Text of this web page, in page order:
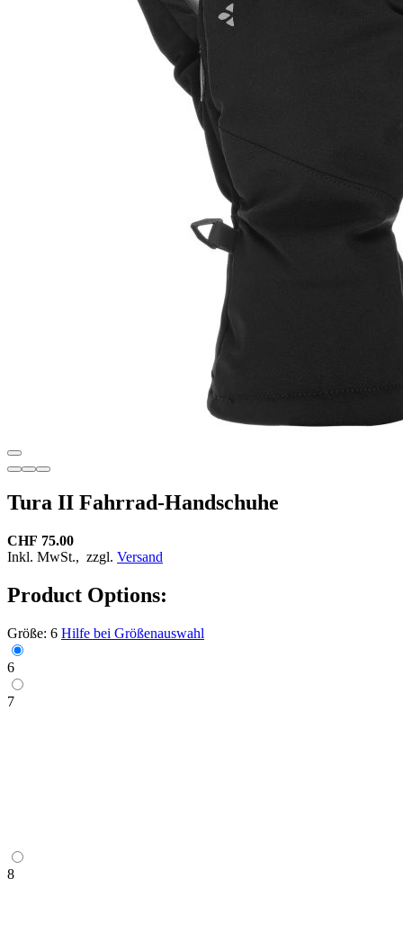
Tura II Fahrrad-Handschuhe
CHF 75.00
Inkl. MwSt., zzgl. Versand
Product Options:
Größe: 6 Hilfe bei Größenauswahl
6
7
8